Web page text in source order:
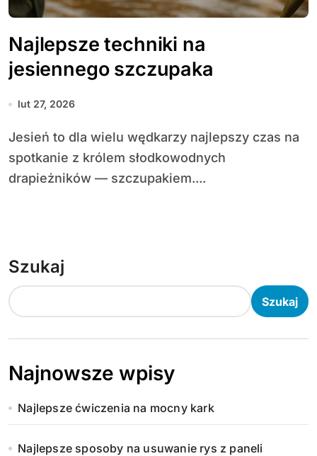
Najlepsze techniki na
jesiennego szczupaka
lut 27, 2026
Jesień to dla wielu wędkarzy najlepszy czas na
spotkanie z królem słodkowodnych
drapieżników — szczupakiem....
Szukaj
Szukaj
Najnowsze wpisy
Najlepsze ćwiczenia na mocny kark
Najlepsze sposoby na usuwanie rys z paneli